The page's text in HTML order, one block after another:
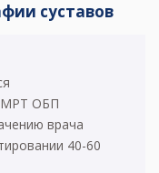
суставов
МРТ ОБП
врача
40-60